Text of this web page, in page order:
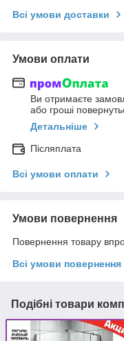
Всі умови доставки
Умови оплати
Ви отримаєте
або гроші
Детальніше
Післяплата
Всі умови оплати
Умови повернення
Повернення товару
Всі умови повернення
Подібні товари